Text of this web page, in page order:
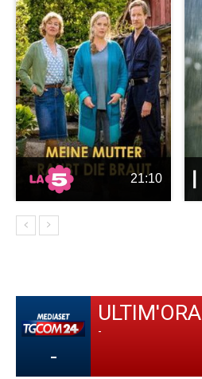
21:10
-
ULTIM'ORA
-